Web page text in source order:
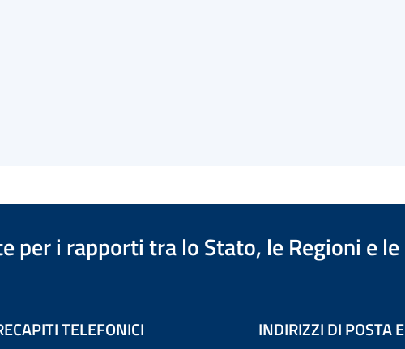
per i rapporti tra lo Stato, le Regioni e
TELEFONICI INDIRIZZI DI POSTA